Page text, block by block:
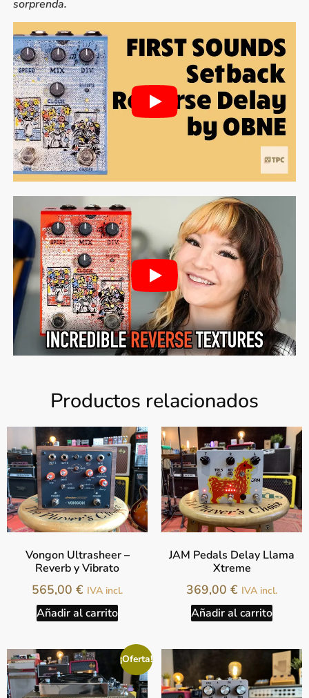
sorprenda.
Productos relacionados
Vongon Ultrasheer –
Reverb y Vibrato
565,00 € IVA incl.
Añadir al carrito
JAM Pedals Delay Llama
Xtreme
369,00 € IVA incl.
Añadir al carrito
¡Oferta!